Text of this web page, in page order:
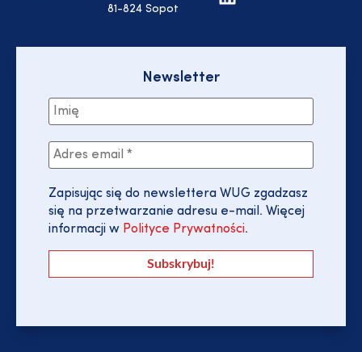
81-824 Sopot
Newsletter
Zapisując się do newslettera WUG zgadzasz
się na przetwarzanie adresu e-mail. Więcej
informacji w Polityce Prywatności.